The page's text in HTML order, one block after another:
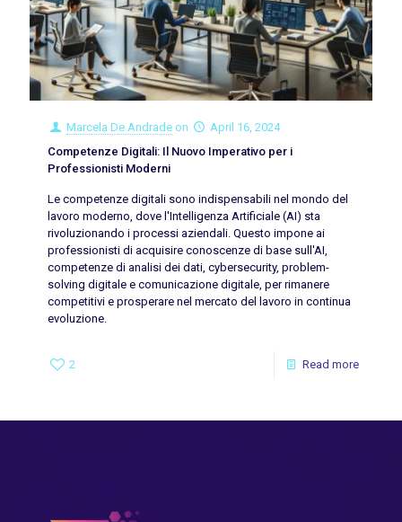
Marcela De Andrade on
April 16, 2024
Competenze Digitali: Il Nuovo Imperativo per i
Professionisti Moderni
Le competenze digitali sono indispensabili nel mondo del
lavoro moderno, dove l'Intelligenza Artificiale (AI) sta
rivoluzionando i processi aziendali. Questo impone ai
professionisti di acquisire conoscenze di base sull'AI,
competenze di analisi dei dati, cybersecurity, problem-
solving digitale e comunicazione digitale, per rimanere
competitivi e prosperare nel mercato del lavoro in continua
evoluzione.
2 Read more